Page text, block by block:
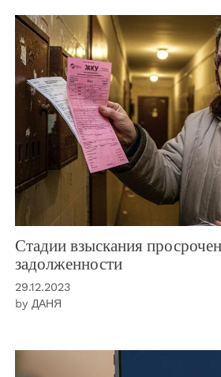
Стадии взыскания
задолженности
29.12.2023
byДАНЯ